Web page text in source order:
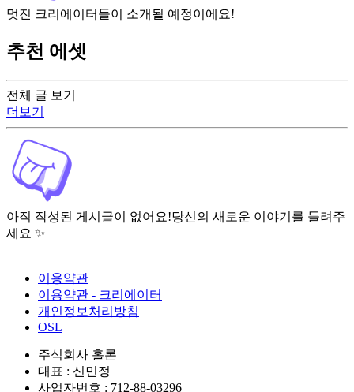
전체 글 보기
더보기
아직 작성된 게시글이 없어요!당신의 새로운 이야기를 들려주
세요 ✨
멋진 크리에이터들이 소개될 예정이에요!
추천 에셋
이용약관
이용약관 - 크리에이터
개인정보처리방침
OSL
주식회사 홀론
대표 : 신민정
사업자번호 : 712-88-03296